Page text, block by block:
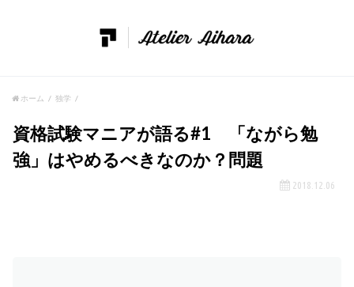
ホーム 独学
資格試験マニアが語る#1 「ながら勉
強」はやめるべきなのか？問題
2018.12.06